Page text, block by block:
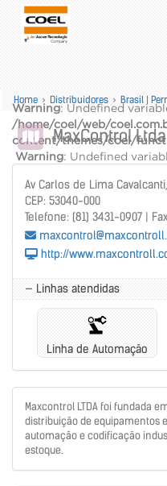
Warning: Undefined
/home/coel/web/
content/themes/coel/
Warning: Undefined
content/themes/coel/
alt="" />
Warning: Undefined
/home/coel/web/
content/themes/coel/
Home > Distribuidores > Brasil |
MaxControl Ltda
Av Carlos de Lima
CEP: 53040-000
Telefone: (81) 3431-0907 |
http://
— Linhas atendidas
Linha de Automação
Maxcontrol LTDA foi fundada
distribuição de equipamentos
automação e codificação
estoque.